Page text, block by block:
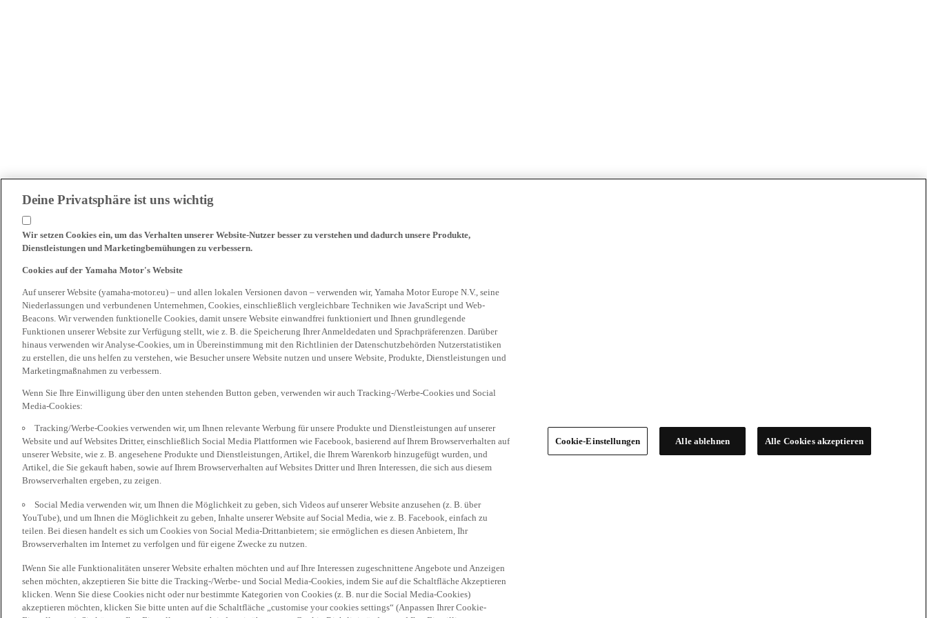
Deine Privatsphäre ist uns wichtig
Wir setzen Cookies ein, um das Verhalten unserer Website-Nutzer besser zu verstehen und dadurch unsere Produkte,
Dienstleistungen und Marketingbemühungen zu verbessern.
Cookies auf der Yamaha Motor's Website
Auf unserer Website (yamaha-motor.eu) – und allen lokalen Versionen davon – verwenden wir, Yamaha Motor Europe N.V., seine
Niederlassungen und verbundenen Unternehmen, Cookies, einschließlich vergleichbare Techniken wie JavaScript und Web-
Beacons. Wir verwenden funktionelle Cookies, damit unsere Website einwandfrei funktioniert und Ihnen grundlegende
Funktionen unserer Website zur Verfügung stellt, wie z. B. die Speicherung Ihrer Anmeldedaten und Sprachpräferenzen. Darüber
hinaus verwenden wir Analyse-Cookies, um in Übereinstimmung mit den Richtlinien der Datenschutzbehörden Nutzerstatistiken
zu erstellen, die uns helfen zu verstehen, wie Besucher unsere Website nutzen und unsere Website, Produkte, Dienstleistungen und
Marketingmaßnahmen zu verbessern.
Wenn Sie Ihre Einwilligung über den unten stehenden Button geben, verwenden wir auch Tracking-/Werbe-Cookies und Social
Media-Cookies:
Tracking/Werbe-Cookies verwenden wir, um Ihnen relevante Werbung für unsere Produkte und Dienstleistungen auf unserer
Website und auf Websites Dritter, einschließlich Social Media Plattformen wie Facebook, basierend auf Ihrem Browserverhalten auf
unserer Website, wie z. B. angesehene Produkte und Dienstleistungen, Artikel, die Ihrem Warenkorb hinzugefügt wurden, und
Artikel, die Sie gekauft haben, sowie auf Ihrem Browserverhalten auf Websites Dritter und Ihren Interessen, die sich aus diesem
Browserverhalten ergeben, zu zeigen.
Social Media verwenden wir, um Ihnen die Möglichkeit zu geben, sich Videos auf unserer Website anzusehen (z. B. über
YouTube), und um Ihnen die Möglichkeit zu geben, Inhalte unserer Website auf Social Media, wie z. B. Facebook, einfach zu
teilen. Bei diesen handelt es sich um Cookies von Social Media-Drittanbietern; sie ermöglichen es diesen Anbietern, Ihr
Browserverhalten im Internet zu verfolgen und für eigene Zwecke zu nutzen.
IWenn Sie alle Funktionalitäten unserer Website erhalten möchten und auf Ihre Interessen zugeschnittene Angebote und Anzeigen
sehen möchten, akzeptieren Sie bitte die Tracking-/Werbe- und Social Media-Cookies, indem Sie auf die Schaltfläche Akzeptieren
klicken. Wenn Sie diese Cookies nicht oder nur bestimmte Kategorien von Cookies (z. B. nur die Social Media-Cookies)
akzeptieren möchten, klicken Sie bitte unten auf die Schaltfläche „customise your cookies settings“ (Anpassen Ihrer Cookie-
Cookie-Einstellungen Alle ablehnen Alle Cookies akzeptieren